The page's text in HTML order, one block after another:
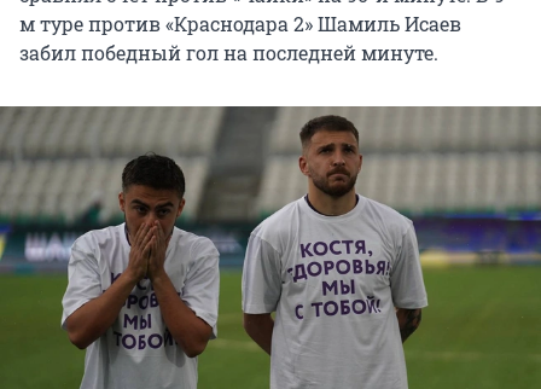
м туре против «Краснодара 2» Шамиль Исаев
забил победный гол на последней минуте.